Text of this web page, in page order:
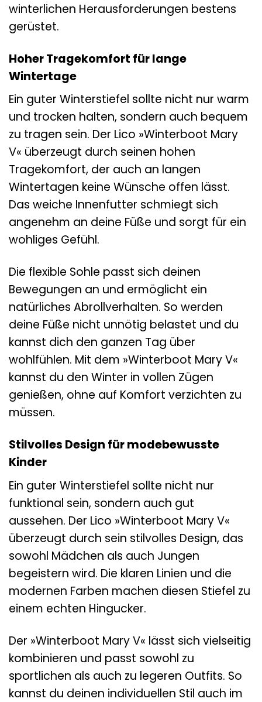
winterlichen Herausforderungen bestens
gerüstet.
Hoher Tragekomfort für lange
Wintertage
Ein guter Winterstiefel sollte nicht nur warm
und trocken halten, sondern auch bequem
zu tragen sein. Der Lico »Winterboot Mary
V« überzeugt durch seinen hohen
Tragekomfort, der auch an langen
Wintertagen keine Wünsche offen lässt.
Das weiche Innenfutter schmiegt sich
angenehm an deine Füße und sorgt für ein
wohliges Gefühl.
Die flexible Sohle passt sich deinen
Bewegungen an und ermöglicht ein
natürliches Abrollverhalten. So werden
deine Füße nicht unnötig belastet und du
kannst dich den ganzen Tag über
wohlfühlen. Mit dem »Winterboot Mary V«
kannst du den Winter in vollen Zügen
genießen, ohne auf Komfort verzichten zu
müssen.
Stilvolles Design für modebewusste
Kinder
Ein guter Winterstiefel sollte nicht nur
funktional sein, sondern auch gut
aussehen. Der Lico »Winterboot Mary V«
überzeugt durch sein stilvolles Design, das
sowohl Mädchen als auch Jungen
begeistern wird. Die klaren Linien und die
modernen Farben machen diesen Stiefel zu
einem echten Hingucker.
Der »Winterboot Mary V« lässt sich vielseitig
kombinieren und passt sowohl zu
sportlichen als auch zu legeren Outfits. So
kannst du deinen individuellen Stil auch im